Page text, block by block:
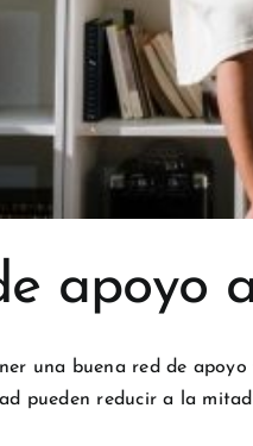
apoyo
una buena red de
pueden reducir a la